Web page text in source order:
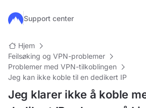
Hopp til hovedinnhold
Support center
Hjem
Feilsøking og VPN-problemer
Problemer med VPN-tilkoblingen
Jeg kan ikke koble til en dedikert IP
Jeg klarer ikke å koble